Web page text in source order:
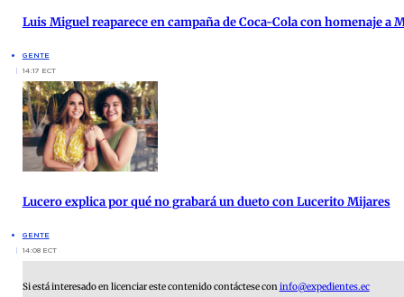
Luis Miguel reaparece en campaña de Coca-Cola con homenaje a
GENTE
14:17 ECT
Lucero explica por qué no grabará un dueto con Lucerito Mijares
GENTE
14:08 ECT
Si está interesado en licenciar este contenido contáctese coninfo@expedientes.ec